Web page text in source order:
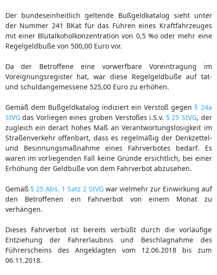
Der bundeseinheitlich geltende Bußgeldkatalog sieht unter
der Nummer 241 BKat für das Führen eines Kraftfahrzeuges
mit einer Blutalkoholkonzentration von 0,5 %o oder mehr eine
Regelgeldbuße von 500,00 Euro vor.
Da der Betroffene eine vorwerfbare Voreintragung im
Voreignungsregister hat, war diese Regelgeldbuße auf tat-
und schuldangemessene 525,00 Euro zu erhöhen.
Gemäß dem Bußgeldkatalog indiziert ein Verstoß gegen § 24a
StVGdas Vorliegen eines groben Verstoßes i.S.v. § 25 StVG, der
zugleich ein derart hohes Maß an Verantwortungslosigkeit im
Straßenverkehr offenbart, dass es regelmäßig der Denkzettel-
und Besinnungsmaßnahme eines Fahrverbotes bedarf. Es
waren im vorliegenden Fall keine Gründe ersichtlich, bei einer
Erhöhung der Geldbuße von dem Fahrverbot abzusehen.
Gemäß § 25 Abs. 1 Satz 2 StVGwar vielmehr zur Einwirkung auf
den Betroffenen ein Fahrverbot von einem Monat zu
verhängen.
Dieses Fahrverbot ist bereits verbüßt durch die vorläufige
Entziehung der Fahrerlaubnis und Beschlagnahme des
Führerscheins des Angeklagten vom 12.06.2018 bis zum
06.11.2018.